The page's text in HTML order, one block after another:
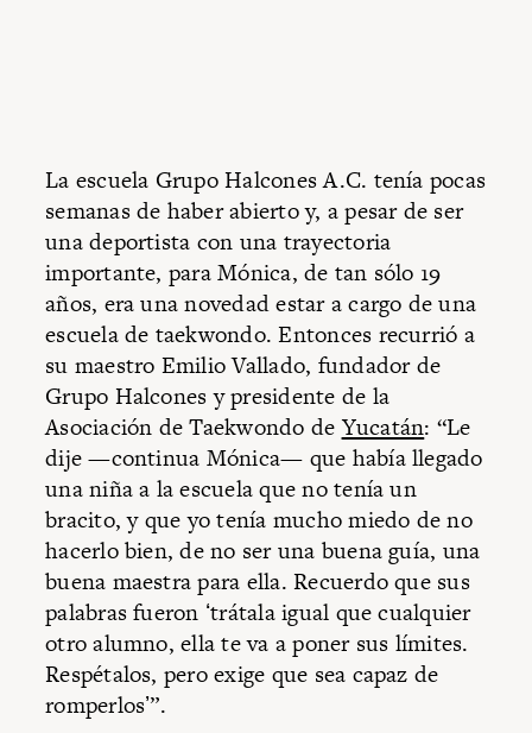
La escuela Grupo Halcones A.C. tenía pocas
semanas de haber abierto y, a pesar de ser
una deportista con una trayectoria
importante, para Mónica, de tan sólo 19
años, era una novedad estar a cargo de una
escuela de taekwondo. Entonces recurrió a
su maestro Emilio Vallado, fundador de
Grupo Halcones y presidente de la
Asociación de Taekwondo deYucatán: “Le
dije —continua Mónica— que había llegado
una niña a la escuela que no tenía un
bracito, y que yo tenía mucho miedo de no
hacerlo bien, de no ser una buena guía, una
buena maestra para ella. Recuerdo que sus
palabras fueron ʻtrátala igual que cualquier
otro alumno, ella te va a poner sus límites.
Respétalos, pero exige que sea capaz de
romperlosʼ”.